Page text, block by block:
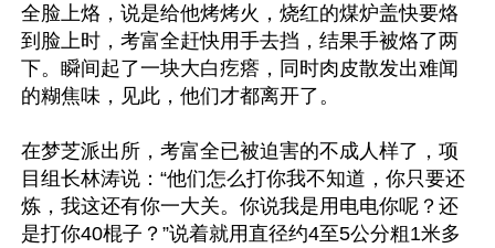
全脸上烙，说是给他烤烤火，烧红的煤炉盖快要烙
到脸上时，考富全赶快用手去挡，结果手被烙了两
下。瞬间起了一块大白疙瘩，同时肉皮散发出难闻
的糊焦味，见此，他们才都离开了。
在梦芝派出所，考富全已被迫害的不成人样了，项
目组长林涛说：“他们怎么打你我不知道，你只要还
炼，我这还有你一大关。你说我是用电电你呢？还
是打你40棍子？”说着就用直径约4至5公分粗1米多